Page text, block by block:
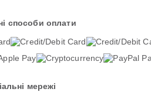
способи оплати
мережі